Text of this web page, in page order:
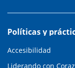
Políticas y
Accesibilidad
Liderando con